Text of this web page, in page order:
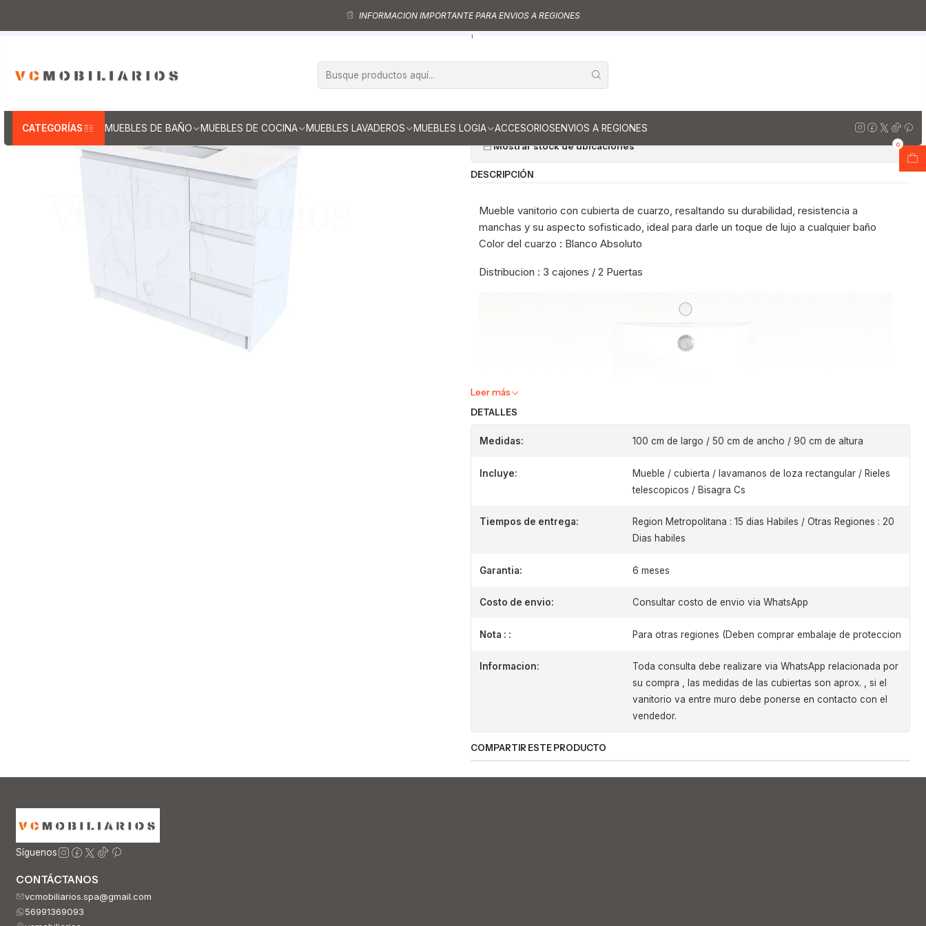
CATEGORÍAS MUEBLES DE BAÑO MUEBLES DE COCINA MUEBLES LAVADEROS MUEBLES LOGIA ACCESORIOSENVIOS A REGIONES
0
INFORMACION IMPORTANTE PARA ENVIOS A REGIONES
Muebles vanitorios al piso Muebles vanitorios al piso simple de cuarzo
Muebles vanitorios al piso simple de cuarzo / 100 cm
Mueble vanitorio al piso de 100 cm con cubierta de cuarzo M2-1038 / Marmara
|
cubierta de cuarzo M2-1038 / Marmara
Cantidad
Mostrar stock de ubicaciones
DESCRIPCIÓN
Mueble vanitorio con cubierta de cuarzo, resaltando su durabilidad, resistencia a
manchas y su aspecto sofisticado, ideal para darle un toque de lujo a cualquier baño
Color del cuarzo : Blanco Absoluto
Distribucion : 3 cajones / 2 Puertas
Leer más
DETALLES
Medidas: 100 cm de largo / 50 cm de ancho / 90 cm de altura
Incluye:
Mueble / cubierta / lavamanos de loza rectangular / Rieles
telescopicos / Bisagra Cs
Tiempos de entrega:
Region Metropolitana : 15 dias Habiles / Otras Regiones : 20
Dias habiles
Garantia: 6 meses
Costo de envio: Consultar costo de envio via WhatsApp
Nota : : Para otras regiones (Deben comprar embalaje de proteccion
Informacion:
Toda consulta debe realizare via WhatsApp relacionada por
su compra , las medidas de las cubiertas son aprox. , si el
vanitorio va entre muro debe ponerse en contacto con el
vendedor.
COMPARTIR ESTE PRODUCTO
Síguenos
CONTÁCTANOS
vcmobiliarios.spa@gmail.com
56991369093